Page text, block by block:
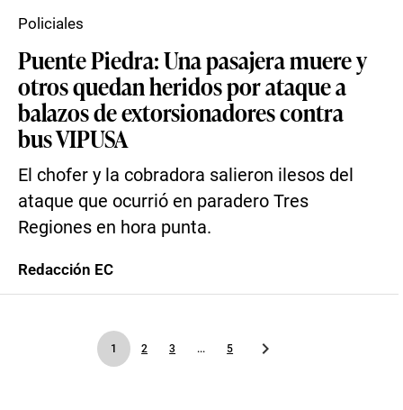
Puente Piedra: Una pasajera muere y
otros quedan heridos por ataque a
balazos de extorsionadores contra
bus VIPUSA
El chofer y la cobradora salieron ilesos del
ataque que ocurrió en paradero Tres
Regiones en hora punta.
Policiales
Redacción EC
1 2 3 ... 5